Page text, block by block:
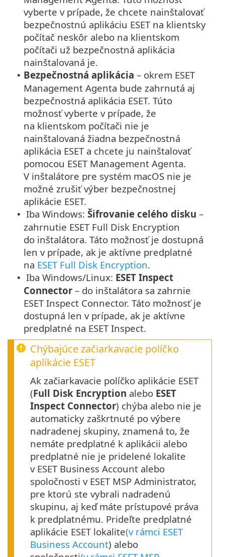
vyberte v prípade, že chcete nainštalovať
bezpečnostnú aplikáciu ESET na klientsky
počítač neskôr alebo na klientskom
počítači už bezpečnostná aplikácia
nainštalovaná je.
• Bezpečnostná aplikácia – okrem ESET
Management Agenta bude zahrnutá aj
bezpečnostná aplikácia ESET. Túto
možnosť vyberte v prípade, že
na klientskom počítači nie je
nainštalovaná žiadna bezpečnostná
aplikácia ESET a chcete ju nainštalovať
pomocou ESET Management Agenta.
V inštalátore pre systém macOS nie je
možné zrušiť výber bezpečnostnej
aplikácie ESET.
• Iba Windows: Šifrovanie celého disku –
zahrnutie ESET Full Disk Encryption
do inštalátora. Táto možnosť je dostupná
len v prípade, ak je aktívne predplatné
na ESET Full Disk Encryption.
• Iba Windows/Linux: ESET Inspect
Connector – do inštalátora sa zahrnie
ESET Inspect Connector. Táto možnosť je
dostupná len v prípade, ak je aktívne
predplatné na ESET Inspect.
Chýbajúce začiarkavacie políčko
aplikácie ESET
Ak začiarkavacie políčko aplikácie ESET
(Full Disk Encryption alebo ESET
Inspect Connector) chýba alebo nie je
automaticky zaškrtnuté po výbere
nadradenej skupiny, znamená to, že
nemáte predplatné k aplikácii alebo
predplatné nie je pridelené lokalite
v ESET Business Account alebo
spoločnosti v ESET MSP Administrator,
pre ktorú ste vybrali nadradenú
skupinu, aj keď máte prístupové práva
k predplatnému. Prideľte predplatné
aplikácie ESET lokalite(v rámci ESET
Business Account) alebo